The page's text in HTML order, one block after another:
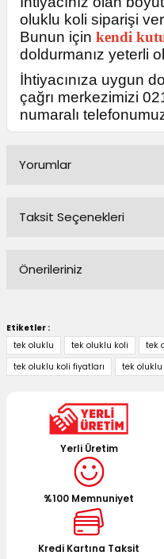
oluklu koli siparişi
Bunun için kendi
doldurmanız yeterli
İhtiyacınıza uygun
çağrı merkezimizi
numaralı
Yorumlar
Taksit Seçenekleri
Önerileriniz
konularda yetersiz
kullanarak tarafımıza
Görüş ve önerileriniz için
Ürün açıklamasında
Ürün fiyatı diğer
Bu ürüne benzer farklı
Etiketler :
tek oluklu
tek oluklu koli tek
tek oluklu koli fiyatları
tek
Yerli Üretim
%100 Memnuniyet
Kredi Kartına Taksit